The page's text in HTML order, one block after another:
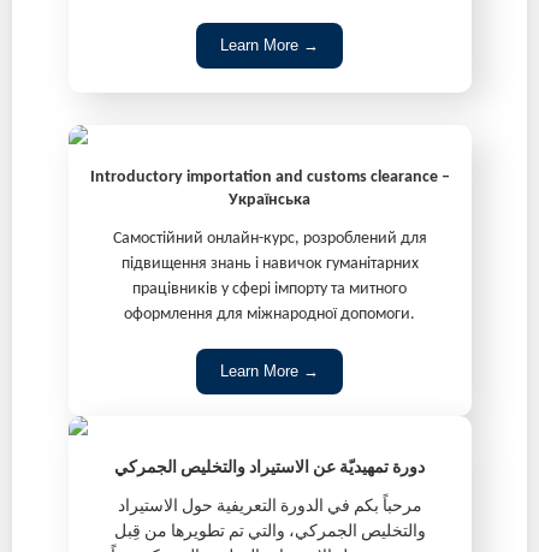
Learn More →
Introductory importation and customs clearance –
Українська
Самостійний онлайн-курс, розроблений для
підвищення знань і навичок гуманітарних
працівників у сфері імпорту та митного
оформлення для міжнародної допомоги.
Learn More →
دورة تمهيديّة عن الاستيراد والتخليص الجمركي
مرحباً بكم في الدورة التعريفية حول الاستيراد
والتخليص الجمركي، والتي تم تطويرها من قِبل